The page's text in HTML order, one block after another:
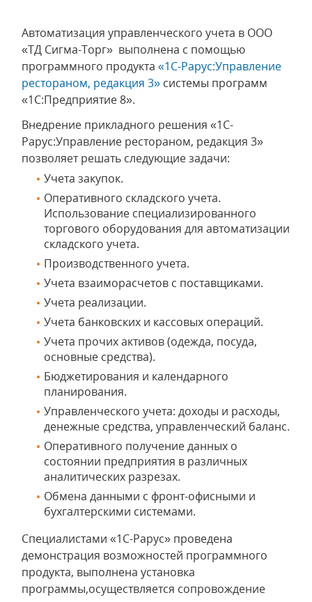
Автоматизация управленческого учета в ООО
«ТД Сигма-Торг» выполнена с помощью
программного продукта «1С-Рарус:Управление
рестораном, редакция 3» системы программ
«1С:Предприятие 8».
Внедрение прикладного решения «1С-
Рарус:Управление рестораном, редакция 3»
позволяет решать следующие задачи:
Учета закупок.
Оперативного складского учета.
Использование специализированного
торгового оборудования для автоматизации
складского учета.
Производственного учета.
Учета взаиморасчетов с поставщиками.
Учета реализации.
Учета банковских и кассовых операций.
Учета прочих активов (одежда, посуда,
основные средства).
Бюджетирования и календарного
планирования.
Управленческого учета: доходы и расходы,
денежные средства, управленческий баланс.
Оперативного получение данных о
состоянии предприятия в различных
аналитических разрезах.
Обмена данными с фронт-офисными и
бухгалтерскими системами.
Специалистами «1С-Рарус» проведена
демонстрация возможностей программного
продукта, выполнена установка
программы,осуществляется сопровождение